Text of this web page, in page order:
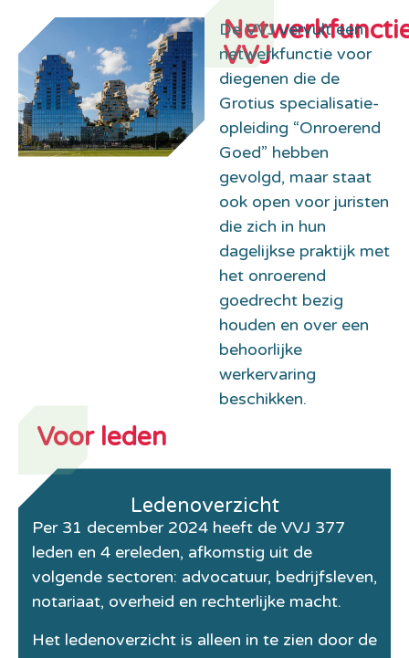
VVJ
De VVJ vervult een
netwerkfunctie voor
diegenen die de
Grotius specialisatie-
opleiding “Onroerend
Goed” hebben
gevolgd, maar staat
ook open voor juristen
die zich in hun
dagelijkse praktijk met
het onroerend
goedrecht bezig
houden en over een
behoorlijke
werkervaring
beschikken.
Voor leden
Ledenoverzicht
Per 31 december 2024 heeft de VVJ 377
leden en 4 ereleden, afkomstig uit de
volgende sectoren: advocatuur, bedrijfsleven,
notariaat, overheid en rechterlijke macht.
Het ledenoverzicht is alleen in te zien door de